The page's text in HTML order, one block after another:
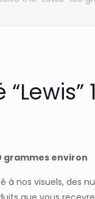
grammes environ
à nos visuels, des